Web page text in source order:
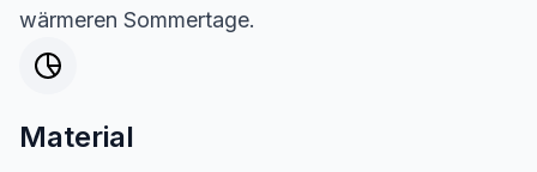
wärmeren Sommertage.
Material